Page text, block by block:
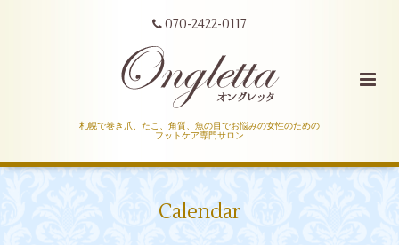
070-2422-0117
札幌で巻き爪、たこ、角質、魚の目でお悩みの女性のための
フットケア専門サロン
Calendar